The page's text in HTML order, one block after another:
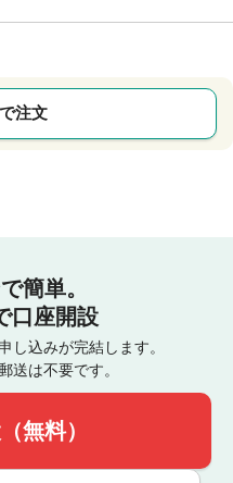
注文
簡単。
口座開設
し込みが完結します。
送は不要です。
無料）